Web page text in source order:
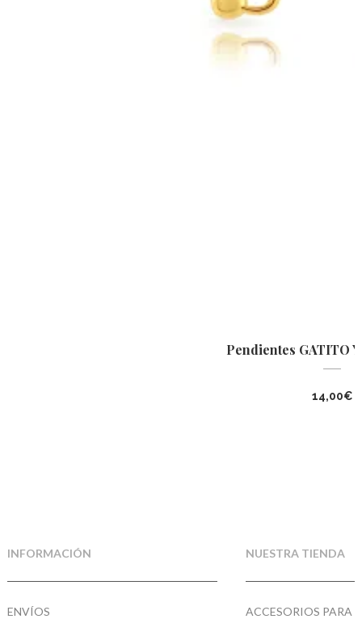
Pendientes GATITO
14,00€
INFORMACIÓN
ENVÍOS
NUESTRA TIENDA
ACCESORIOS PARA